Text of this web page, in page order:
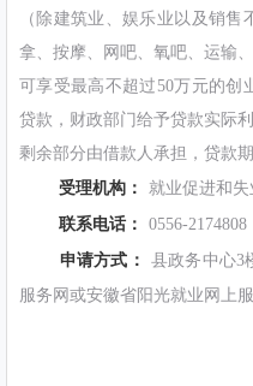
（除建筑业、娱乐业以及销
拿、按摩、网吧、氧吧、运输
可享受最高不超过50万元的创
贷款，财政部门给予贷款实际
剩余部分由借款人承担，贷款
受理机构：
就业促进和
联系电话：
0556-2174808
申请方式：
县政务中心3
服务网或安徽省阳光就业网上